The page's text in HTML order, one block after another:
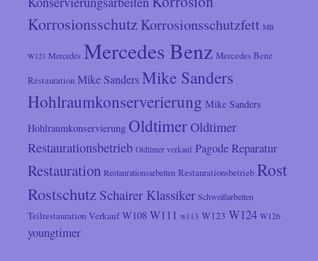
Korrosionsschutz Korrosionsschutzfett MB
W123 Mercedes Mercedes Benz Mercedes Benz
Restauration Mike SandersMike Sanders
Hohlraumkonserverierung Mike Sanders
Hohlraumkonservierung OldtimerOldtimer
Restaurationsbetrieb Oldtimer verkauf PagodeReparatur
Restauration Restaurationsarbeiten Restaurationsbetrieb Rost
Rostschutz Schairer Klassiker Schweißarbeiten
Teilrestauration Verkauf W108 W111 w113 W123 W124 W126
youngtimer